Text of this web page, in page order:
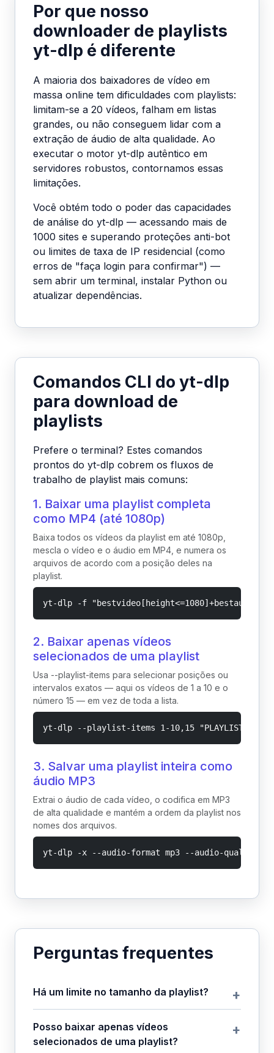
Por que nosso
downloader de playlists
yt-dlp é diferente
A maioria dos baixadores de vídeo em
massa online tem dificuldades com playlists:
limitam-se a 20 vídeos, falham em listas
grandes, ou não conseguem lidar com a
extração de áudio de alta qualidade. Ao
executar o motor yt-dlp autêntico em
servidores robustos, contornamos essas
limitações.
Você obtém todo o poder das capacidades
de análise do yt-dlp — acessando mais de
1000 sites e superando proteções anti-bot
ou limites de taxa de IP residencial (como
erros de "faça login para confirmar") —
sem abrir um terminal, instalar Python ou
atualizar dependências.
Comandos CLI do yt-dlp
para download de
playlists
Prefere o terminal? Estes comandos
prontos do yt-dlp cobrem os fluxos de
trabalho de playlist mais comuns:
1. Baixar uma playlist completa
como MP4 (até 1080p)
Baixa todos os vídeos da playlist em até 1080p,
mescla o vídeo e o áudio em MP4, e numera os
arquivos de acordo com a posição deles na
playlist.
yt-dlp -f "bestvideo[height<=1080]+bestaudio/
2. Baixar apenas vídeos
selecionados de uma playlist
Usa --playlist-items para selecionar posições ou
intervalos exatos — aqui os vídeos de 1 a 10 e o
número 15 — em vez de toda a lista.
yt-dlp --playlist-items 1-10,15 "PLAYLIST_URL"
3. Salvar uma playlist inteira como
áudio MP3
Extrai o áudio de cada vídeo, o codifica em MP3
de alta qualidade e mantém a ordem da playlist nos
nomes dos arquivos.
yt-dlp -x --audio-format mp3 --audio-quality 0
Perguntas frequentes
Há um limite no tamanho da playlist?
Posso baixar apenas vídeos
selecionados de uma playlist?